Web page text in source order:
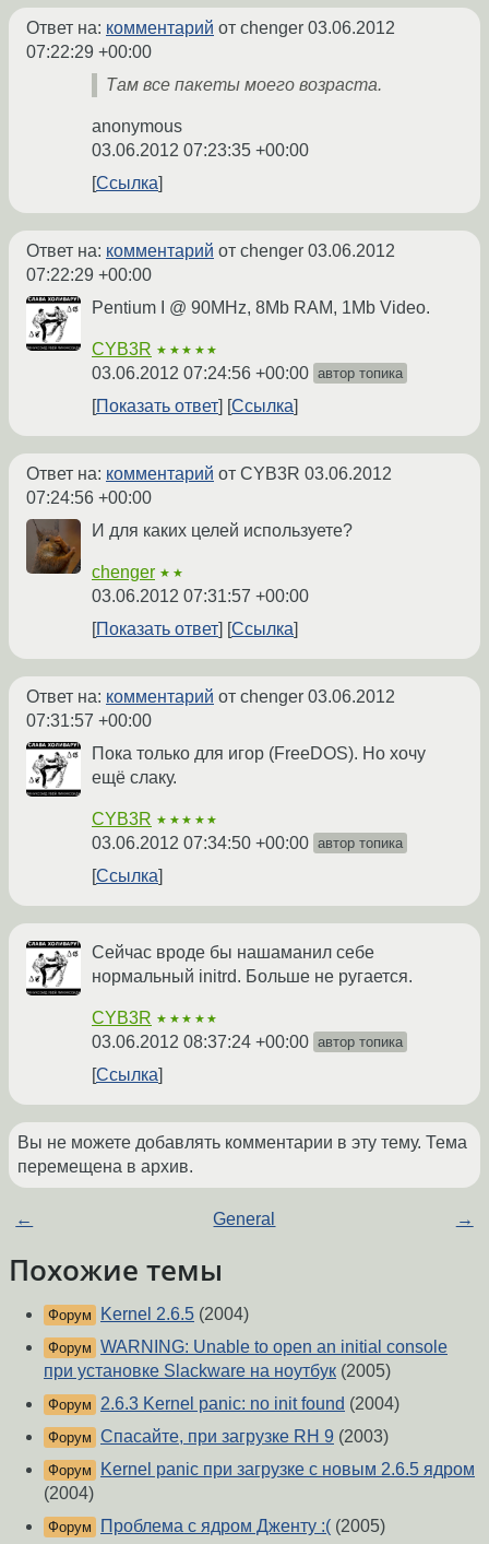
Ответ на: комментарий от chenger 03.06.2012
07:22:29 +00:00
Там все пакеты моего возраста.
anonymous
03.06.2012 07:23:35 +00:00
Ссылка
Ответ на: комментарий от chenger 03.06.2012
07:22:29 +00:00
Pentium I @ 90MHz, 8Mb RAM, 1Mb Video.
CYB3R ★★★★★
03.06.2012 07:24:56 +00:00 автор топика
Показать ответ Ссылка
Ответ на: комментарий от CYB3R 03.06.2012
07:24:56 +00:00
И для каких целей используете?
chenger ★★
03.06.2012 07:31:57 +00:00
Показать ответ
Ссылка
Ответ на: комментарий от chenger 03.06.2012
07:31:57 +00:00
Пока только для игор (FreeDOS). Но хочу
ещё слаку.
CYB3R ★★★★★
03.06.2012 07:34:50 +00:00 автор топика
Ссылка
Сейчас вроде бы нашаманил себе
нормальный initrd. Больше не ругается.
CYB3R ★★★★★
03.06.2012 08:37:24 +00:00 автор топика
Ссылка
Вы не можете добавлять комментарии в эту тему. Тема
перемещена в архив.
← General →
Похожие темы
Форум Kernel 2.6.5 (2004)
Форум WARNING: Unable to open an initial console
при установке Slackware на ноутбук (2005)
Форум 2.6.3 Kernel panic: no init found (2004)
Форум Спасайте, при загрузке RH 9 (2003)
Форум
Kernel panic при загрузке с новым 2.6.5 ядром
(2004)
Форум Проблема с ядром Дженту :( (2005)